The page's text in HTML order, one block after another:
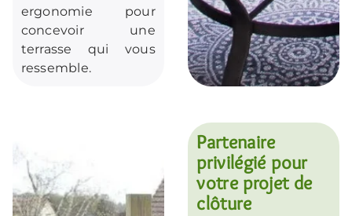
ergonomie pour
concevoir une
terrasse qui vous
ressemble.
Partenaire
privilégié pour
votre projet de
clôture